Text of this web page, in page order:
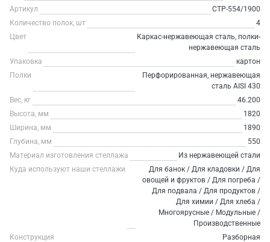
Артикул
СТР-554/1900
Количество полок, шт
4
Цвет
Каркас-нержавеющая сталь, полки-
нержавеющая сталь
Упаковка
картон
Полки
Перфорированная, нержавеющая
сталь AISI 430
Вес, кг
46.200
Высота, мм
1820
Ширина, мм
1890
Глубина, мм
550
Материал изготовления стеллажа
Из нержавеющей стали
Куда используют наши стеллажи
Для банок / Для кладовки / Для
овощей и фруктов / Для погреба /
Для подвала / Для продуктов /
Для химии / Для хлеба /
Многоярусные / Модульные /
Производственные
Конструкция
Разборная